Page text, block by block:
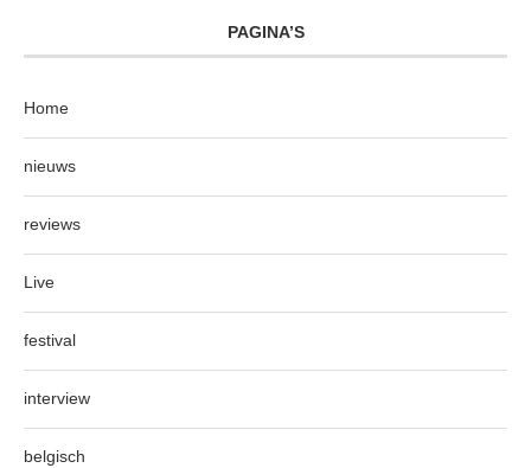
PAGINA’S
Home
nieuws
reviews
Live
festival
interview
belgisch